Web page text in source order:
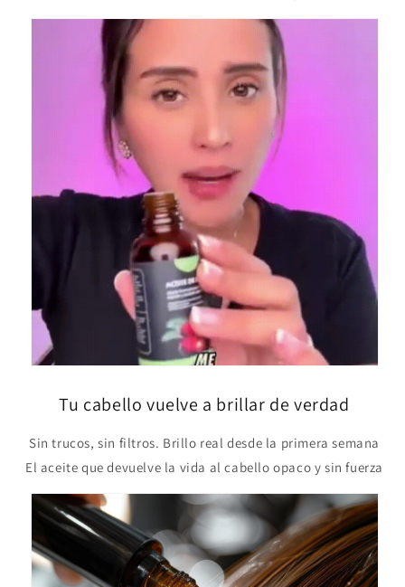
Tu cabello vuelve a brillar de verdad
Sin trucos, sin filtros. Brillo real desde la primera semana
El aceite que devuelve la vida al cabello opaco y sin fuerza